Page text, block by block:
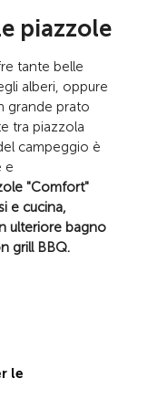
piazzole
tante belle
alberi, oppure
grande prato
tra piazzola
campeggio è
e
"Comfort"
e cucina,
ulteriore bagno
grill BBQ.
le